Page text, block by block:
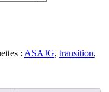
: ASAJG, transition,